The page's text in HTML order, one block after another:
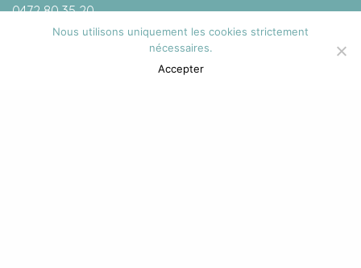
0472 80 35 20
Nous utilisons uniquement les cookies strictement
nécessaires.
Accepter